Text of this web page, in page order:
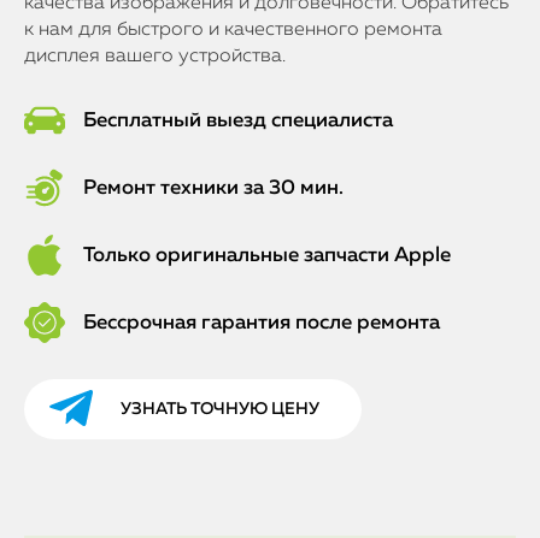
к нам для быстрого и качественного ремонта
дисплея вашего устройства.
Бесплатный выезд специалиста
Ремонт техники за 30 мин.
Только оригинальные запчасти Apple
Бессрочная гарантия после ремонта
УЗНАТЬ ТОЧНУЮ ЦЕНУ